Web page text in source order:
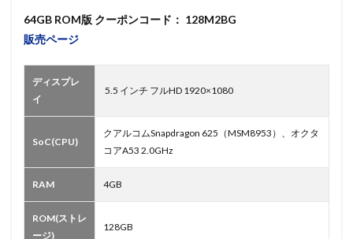
64GB ROM版 クーポンコード： 128M2BG
販売ページ
ディスプレ
イ
5.5 インチ フルHD 1920×1080
SoC(CPU)
クアルコムSnapdragon 625（MSM8953）、オクタ
コアA53 2.0GHz
RAM 4GB
ROM(ストレ
ージ)
128GB